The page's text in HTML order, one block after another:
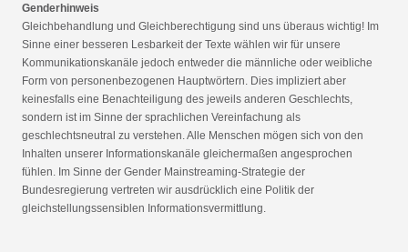
Genderhinweis
Gleichbehandlung und Gleichberechtigung sind uns überaus wichtig! Im
Sinne einer besseren Lesbarkeit der Texte wählen wir für unsere
Kommunikationskanäle jedoch entweder die männliche oder weibliche
Form von personenbezogenen Hauptwörtern. Dies impliziert aber
keinesfalls eine Benachteiligung des jeweils anderen Geschlechts,
sondern ist im Sinne der sprachlichen Vereinfachung als
geschlechtsneutral zu verstehen. Alle Menschen mögen sich von den
Inhalten unserer Informationskanäle gleichermaßen angesprochen
fühlen. Im Sinne der Gender Mainstreaming-Strategie der
Bundesregierung vertreten wir ausdrücklich eine Politik der
gleichstellungssensiblen Informationsvermittlung.